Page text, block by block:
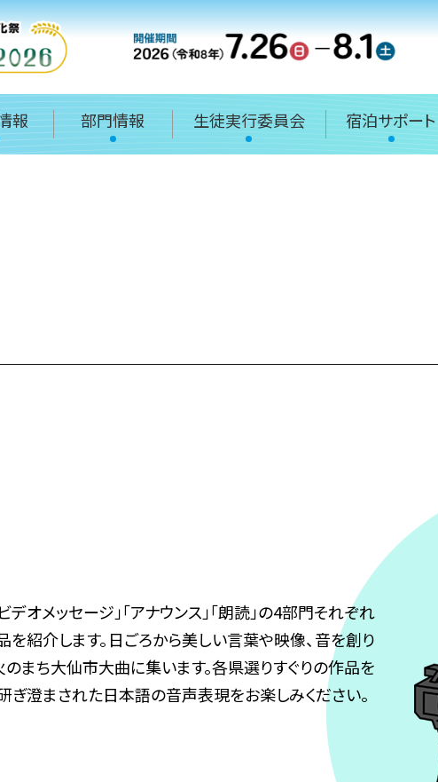
報 部門情報 生徒実行委員会 宿泊サポート
オメッセージ」「アナウンス」「朗読」の4部門それぞれ
紹介します。日ごろから美しい言葉や映像、音を創り
まち大仙市大曲に集います。各県選りすぐりの作品を
ぎ澄まされた日本語の音声表現をお楽しみください。